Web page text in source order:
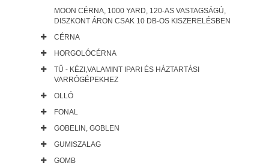
MOON CÉRNA, 1000 YARD, 120-AS VASTAGSÁGÚ,
DISZKONT ÁRON CSAK 10 DB-OS KISZERELÉSBEN
CÉRNA
HORGOLÓCÉRNA
TŰ - KÉZI,VALAMINT IPARI ÉS HÁZTARTÁSI
VARRÓGÉPEKHEZ
OLLÓ
FONAL
GOBELIN, GOBLEN
GUMISZALAG
GOMB